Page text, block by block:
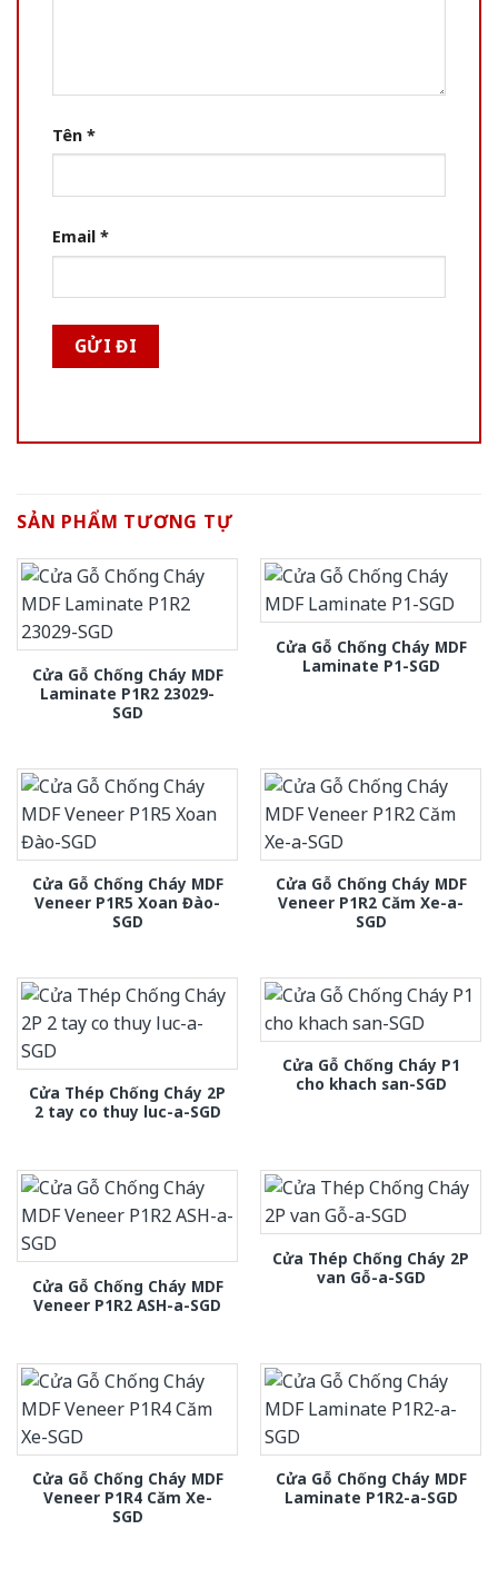
Tên *
Email *
SẢN PHẨM TƯƠNG TỰ
Cửa Gỗ Chống Cháy MDF
Laminate P1R2 23029-
SGD
Cửa Gỗ Chống Cháy MDF
Laminate P1-SGD
Cửa Gỗ Chống Cháy MDF
Veneer P1R5 Xoan Đào-
SGD
Cửa Gỗ Chống Cháy MDF
Veneer P1R2 Căm Xe-a-
SGD
Cửa Thép Chống Cháy 2P
2 tay co thuy luc-a-SGD
Cửa Gỗ Chống Cháy P1
cho khach san-SGD
Cửa Gỗ Chống Cháy MDF
Veneer P1R2 ASH-a-SGD
Cửa Thép Chống Cháy 2P
van Gỗ-a-SGD
Cửa Gỗ Chống Cháy MDF
Veneer P1R4 Căm Xe-
SGD
Cửa Gỗ Chống Cháy MDF
Laminate P1R2-a-SGD